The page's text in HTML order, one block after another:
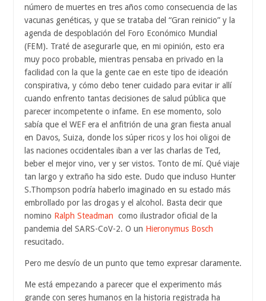
número de muertes en tres años como consecuencia de las
vacunas genéticas, y que se trataba del “Gran reinicio” y la
agenda de despoblación del Foro Económico Mundial
(FEM). Traté de asegurarle que, en mi opinión, esto era
muy poco probable, mientras pensaba en privado en la
facilidad con la que la gente cae en este tipo de ideación
conspirativa, y cómo debo tener cuidado para evitar ir allí
cuando enfrento tantas decisiones de salud pública que
parecer incompetente o infame. En ese momento, solo
sabía que el WEF era el anfitrión de una gran fiesta anual
en Davos, Suiza, donde los súper ricos y los hoi oligoi de
las naciones occidentales iban a ver las charlas de Ted,
beber el mejor vino, ver y ser vistos. Tonto de mí. Qué viaje
tan largo y extraño ha sido este. Dudo que incluso Hunter
S.Thompson podría haberlo imaginado en su estado más
embrollado por las drogas y el alcohol. Basta decir que
nomino Ralph Steadman como ilustrador oficial de la
pandemia del SARS-CoV-2. O un Hieronymus Bosch
resucitado.
Pero me desvío de un punto que temo expresar claramente.
Me está empezando a parecer que el experimento más
grande con seres humanos en la historia registrada ha